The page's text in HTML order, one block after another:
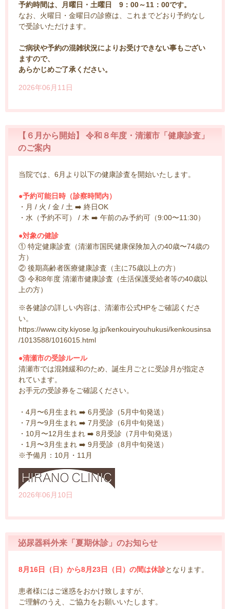
予約時間は、月曜日・土曜日 9：00～11：00です。
なお、火曜日・金曜日の診療は、これまでどおり予約なし
で受診いただけます。
ご病状や予約の混雑状況によりお受けできない事もござい
ますので、
あらかじめご了承ください。
2026年06月11日
【６月から開始】 令和８年度・清瀬市「健康診査」
のご案内
当院では、6月より以下の健康診査を開始いたします。
●予約可能日時（診察時間内）
・月 / 火 / 金 / 土 ➡️ 終日OK
・水（予約不可） / 木 ➡️ 午前のみ予約可（9:00〜11:30）
●対象の健診
① 特定健康診査（清瀬市国民健康保険加入の40歳〜74歳の
方）
② 後期高齢者医療健康診査（主に75歳以上の方）
③ 令和8年度 清瀬市健康診査（生活保護受給者等の40歳以
上の方）
※各健診の詳しい内容は、清瀬市公式HPをご確認くださ
い。
https://www.city.kiyose.lg.jp/kenkouiryouhukusi/kenkousinsa
/1013588/1016015.html
●清瀬市の受診ルール️
清瀬市では混雑緩和のため、誕生月ごとに受診月が指定さ
れています。
お手元の受診券をご確認ください。
・4月〜6月生まれ ➡️ 6月受診（5月中旬発送）
・7月〜9月生まれ ➡️ 7月受診（6月中旬発送）
・10月〜12月生まれ ➡️ 8月受診（7月中旬発送）
・1月〜3月生まれ ➡️ 9月受診（8月中旬発送）
※予備月：10月・11月
2026年06月10日
泌尿器科外来「夏期休診」のお知らせ
8月16日（日）から8月23日（日）の間は休診となります。
患者様にはご迷惑をおかけ致しますが、
ご理解のうえ、ご協力をお願いいたします。